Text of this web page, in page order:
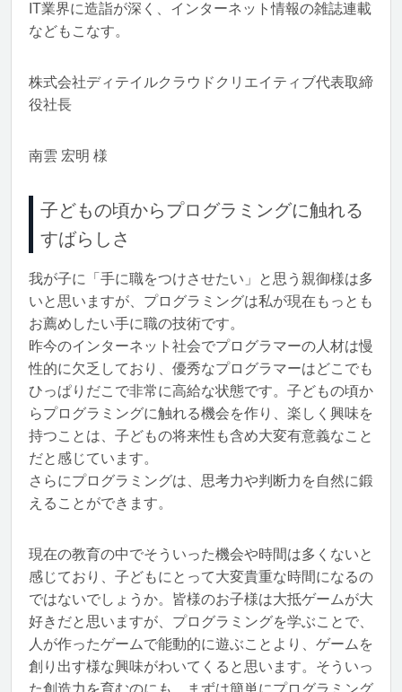
IT業界に造詣が深く、インターネット情報の雑誌連載
などもこなす。
株式会社ディテイルクラウドクリエイティブ代表取締
役社長
南雲 宏明 様
子どもの頃からプログラミングに触れる
すばらしさ
我が子に「手に職をつけさせたい」と思う親御様は多
いと思いますが、プログラミングは私が現在もっとも
お薦めしたい手に職の技術です。
昨今のインターネット社会でプログラマーの人材は慢
性的に欠乏しており、優秀なプログラマーはどこでも
ひっぱりだこで非常に高給な状態です。子どもの頃か
らプログラミングに触れる機会を作り、楽しく興味を
持つことは、子どもの将来性も含め大変有意義なこと
だと感じています。
さらにプログラミングは、思考力や判断力を自然に鍛
えることができます。
現在の教育の中でそういった機会や時間は多くないと
感じており、子どもにとって大変貴重な時間になるの
ではないでしょうか。皆様のお子様は大抵ゲームが大
好きだと思いますが、プログラミングを学ぶことで、
人が作ったゲームで能動的に遊ぶことより、ゲームを
創り出す様な興味がわいてくると思います。そういっ